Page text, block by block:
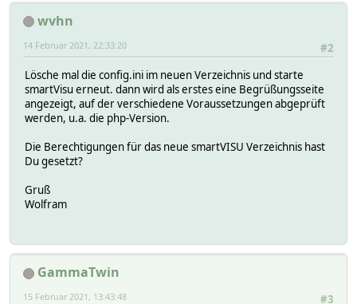
wvhn
#2
14 Februar 2021, 22:33:20
Lösche mal die config.ini im neuen Verzeichnis und starte
smartVisu erneut. dann wird als erstes eine Begrüßungsseite
angezeigt, auf der verschiedene Voraussetzungen abgeprüft
werden, u.a. die php-Version.
Die Berechtigungen für das neue smartVISU Verzeichnis hast
Du gesetzt?
Gruß
Wolfram
GammaTwin
#3
15 Februar 2021, 13:43:48